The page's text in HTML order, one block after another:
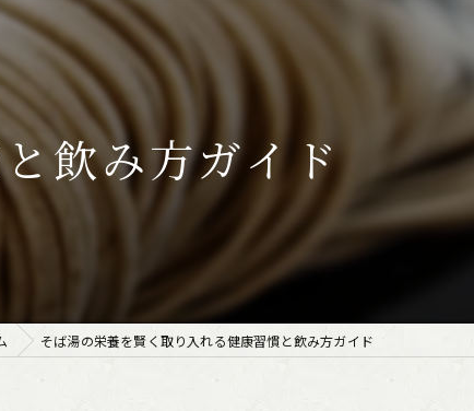
そば
だし
団体
皿そば文楽 姫路駅南店
皿そば文楽 赤穂店
皿そば文楽 奈良東向通店
飲み方ガイド
そば湯の栄養を賢く取り入れる健康習慣と飲み方ガイド